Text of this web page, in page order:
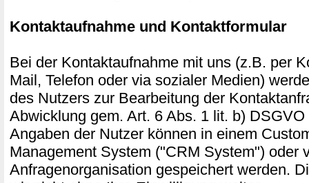
Kontaktaufnahme und Kontaktformular
Bei der Kontaktaufnahme mit uns (z.B. per
Mail, Telefon oder via sozialer Medien)
des Nutzers zur Bearbeitung der
Abwicklung gem. Art. 6 Abs. 1 lit. b)
Angaben der Nutzer können in einem
Management System ("CRM System") oder
Anfragenorganisation gespeichert werden.